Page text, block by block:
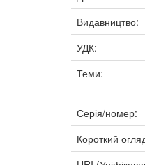
Видавництво:
УДК:
Теми:
Серія/номер:
Короткий